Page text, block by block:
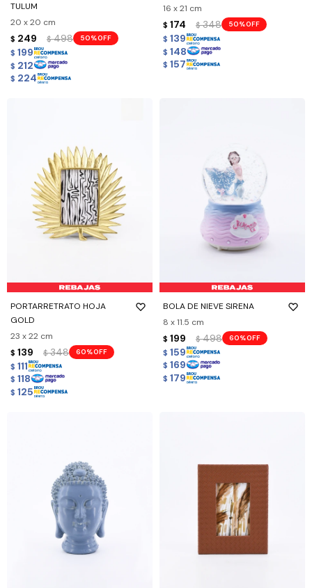
TULUM
20 x 20 cm
$ 249 $ 498 50
$ 199
$ 212
$ 224
16 x 21 cm
$ 174 $ 348 50
$ 139
$ 148
$ 157
PORTARRETRATO HOJA
GOLD
23 x 22 cm
$ 139 $ 348 60
$ 111
$ 118
$ 125
BOLA DE NIEVE SIRENA
8 x 11.5 cm
$ 199 $ 498 60
$ 159
$ 169
$ 179